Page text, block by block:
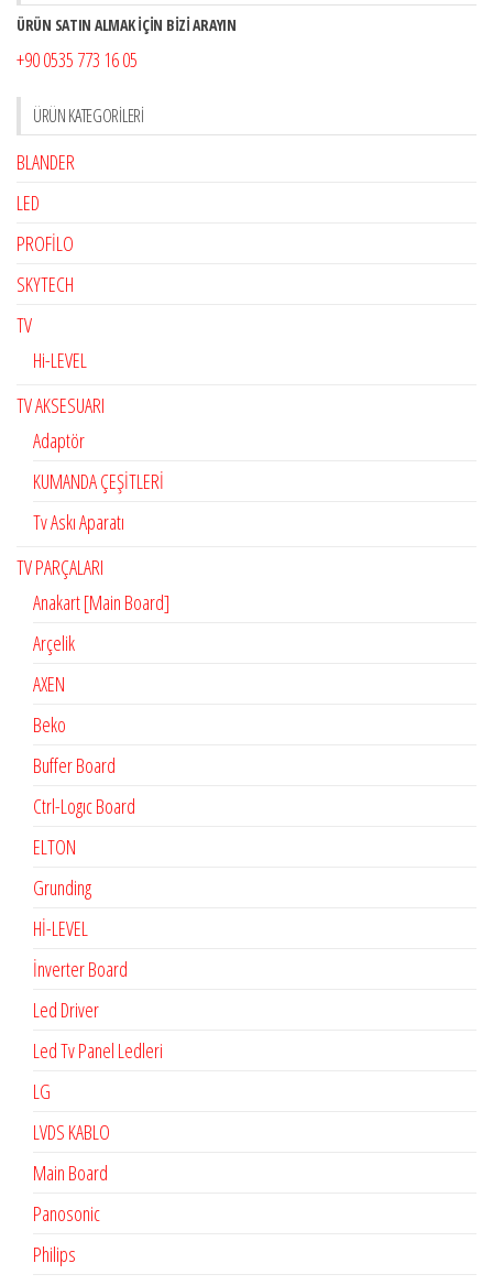
ÜRÜN SATIN ALMAK İÇİN BİZİ ARAYIN
+90 0535 773 16 05
ÜRÜN KATEGORILERI
BLANDER
LED
PROFİLO
SKYTECH
TV
Hi-LEVEL
TV AKSESUARI
Adaptör
KUMANDA ÇEŞİTLERİ
Tv Askı Aparatı
TV PARÇALARI
Anakart [Main Board]
Arçelik
AXEN
Beko
Buffer Board
Ctrl-Logıc Board
ELTON
Grunding
Hİ-LEVEL
İnverter Board
Led Driver
Led Tv Panel Ledleri
LG
LVDS KABLO
Main Board
Panosonic
Philips